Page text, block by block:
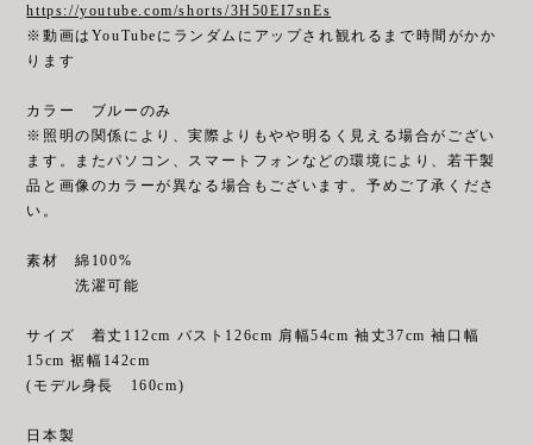
https://youtube.com/shorts/3H50EI7snEs
※動画はYouTubeにランダムにアップされ観れるまで時間がかか
ります
カラー ブルーのみ
※照明の関係により、実際よりもやや明るく見える場合がござい
ます。またパソコン、スマートフォンなどの環境により、若干製
品と画像のカラーが異なる場合もございます。予めご了承くださ
い。
素材 綿100%
洗濯可能
サイズ 着丈112cm バスト126cm 肩幅54cm 袖丈37cm 袖口幅
15cm 裾幅142cm
(モデル身長 160cm)
日本製